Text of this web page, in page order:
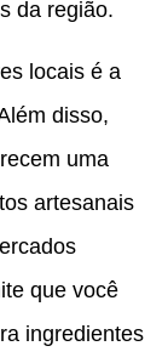
da região.
locais é a
disso,
uma
artesanais
que você
ingredientes